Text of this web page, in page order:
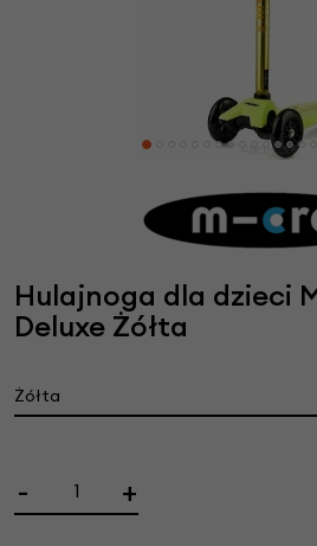
Hulajnoga dla dzieci
Deluxe Żółta
Żółta
- +